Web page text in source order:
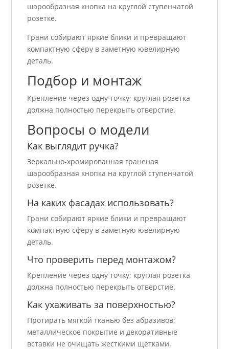
шарообразная кнопка на круглой ступенчатой
розетке.
Грани собирают яркие блики и превращают
компактную сферу в заметную ювелирную
деталь.
Подбор и монтаж
Крепление через одну точку; круглая розетка
должна полностью перекрыть отверстие.
Вопросы о модели
Как выглядит ручка?
Зеркально-хромированная граненая
шарообразная кнопка на круглой ступенчатой
розетке.
На каких фасадах использовать?
Грани собирают яркие блики и превращают
компактную сферу в заметную ювелирную
деталь.
Что проверить перед монтажом?
Крепление через одну точку; круглая розетка
должна полностью перекрыть отверстие.
Как ухаживать за поверхностью?
Протирать мягкой тканью без абразивов;
металлическое покрытие и декоративные
вставки не очищать жесткими щетками.